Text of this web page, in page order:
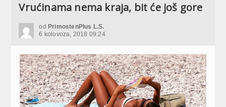
Vrućinama nema kraja, bit će još gore
od PrimostenPlus L.S.
6 kolovoza, 2018 09:24